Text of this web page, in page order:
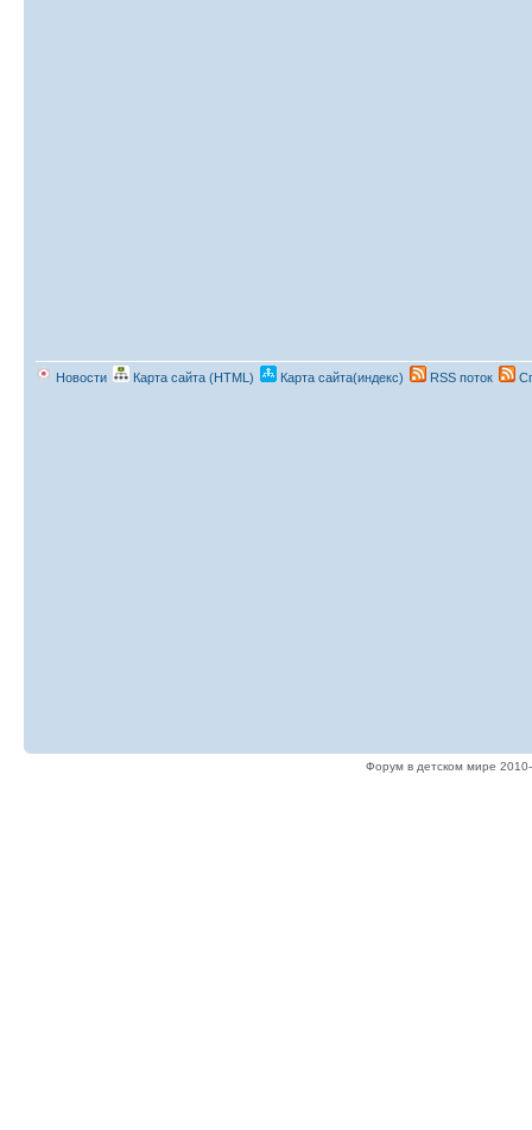
Новости Карта сайта (HTML) Карта сайта(индекс) RSS поток
Форум в детском мире